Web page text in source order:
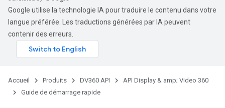
Google utilise la technologie IA pour traduire le contenu dans votre
langue préférée. Les traductions générées par IA peuvent
contenir des erreurs.
Accueil Produits DV360 API
API Display & amp; Video 360
Guide de démarrage rapide